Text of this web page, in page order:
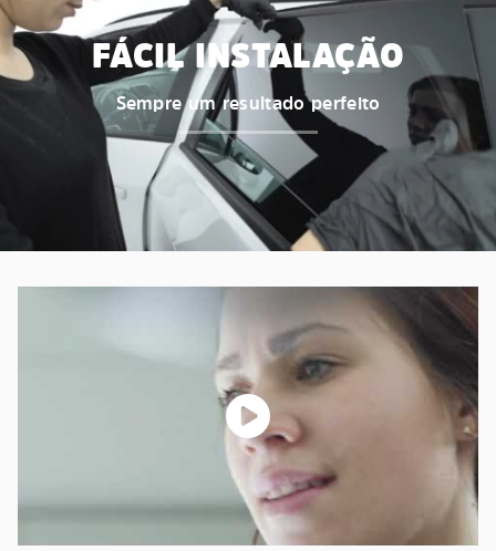
FÁCIL INSTALAÇÃO
Sempre um resultado perfeito